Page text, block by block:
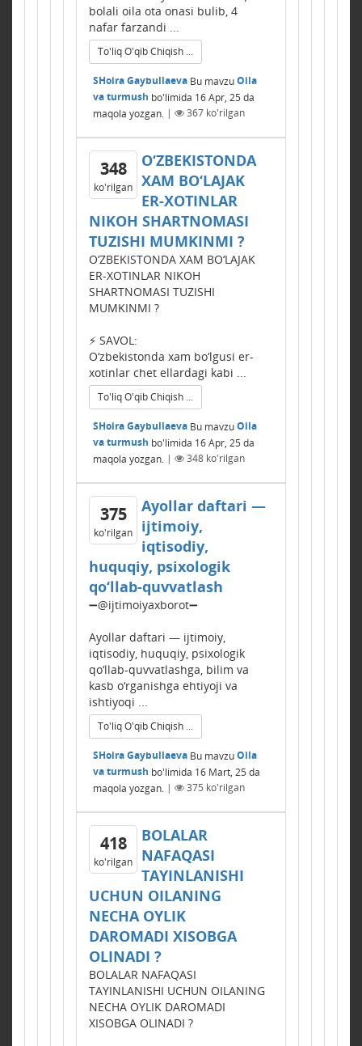
bolali oila ota onasi bulib, 4
nafar farzandi ...
To'liq O'qib Chiqish ...
SHoira Gaybullaeva Bu mavzuOila
va turmush bo'limida 16 Apr, 25 da
maqola yozgan. | 367 ko'rilgan
348
ko'rilgan
O‘ZBЕKISTONDA
XAM BO‘LAJAK
ER-XOTINLAR
NIKOH SHARTNOMASI
TUZISHI MUMKINMI ?
O‘ZBЕKISTONDA XAM BO‘LAJAK
ER-XOTINLAR NIKOH
SHARTNOMASI TUZISHI
MUMKINMI ?
⚡️ SAVOL:
O‘zbekistonda xam bo‘lgusi er-
xotinlar chet ellardagi kabi ...
To'liq O'qib Chiqish ...
SHoira Gaybullaeva Bu mavzuOila
va turmush bo'limida 16 Apr, 25 da
maqola yozgan. | 348 ko'rilgan
375
ko'rilgan
Ayollar daftari —
ijtimoiy,
iqtisodiy,
huquqiy, psixologik
qo‘llab-quvvatlash
➖@ijtimoiyaxborot➖
Ayollar daftari — ijtimoiy,
iqtisodiy, huquqiy, psixologik
qo‘llab-quvvatlashga, bilim va
kasb o‘rganishga ehtiyoji va
ishtiyoqi ...
To'liq O'qib Chiqish ...
SHoira Gaybullaeva Bu mavzuOila
va turmush bo'limida 16 Mart, 25 da
maqola yozgan. | 375 ko'rilgan
418
ko'rilgan
BOLALAR
NAFAQASI
TAYINLANISHI
UCHUN OILANING
NЕCHA OYLIK
DAROMADI XISOBGA
OLINADI ?
BOLALAR NAFAQASI
TAYINLANISHI UCHUN OILANING
NЕCHA OYLIK DAROMADI
XISOBGA OLINADI ?